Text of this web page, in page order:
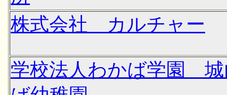
株式会社 カルチャー
学校法人わかば学園 城